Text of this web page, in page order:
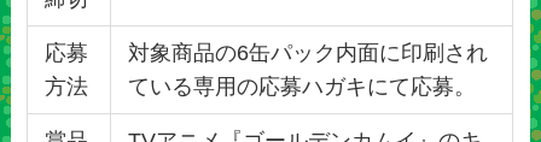
応募
方法
対象商品の6缶パック内面に印刷され
ている専用の応募ハガキにて応募。